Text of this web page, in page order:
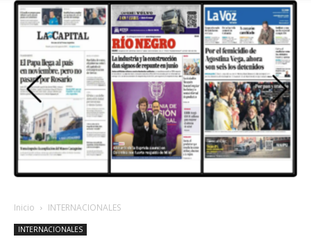
Inicio INTERNACIONALES
INTERNACIONALES